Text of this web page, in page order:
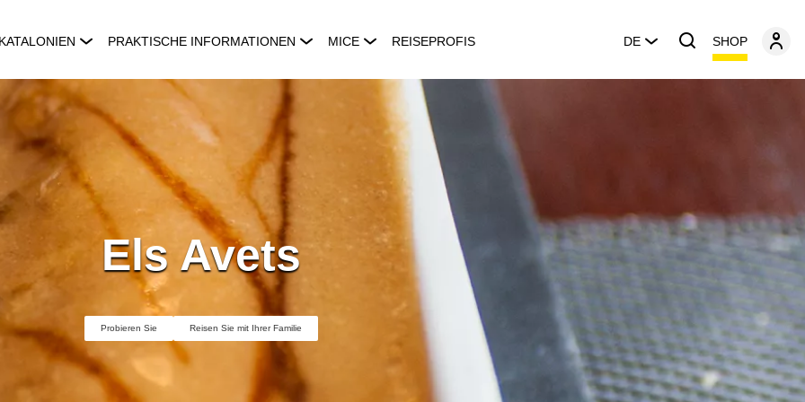
PRAKTISCHE INFORMATIONEN MICE REISEPROFIS DE SHOP
Els Avets
Probieren Sie Reisen Sie mit Ihrer Familie